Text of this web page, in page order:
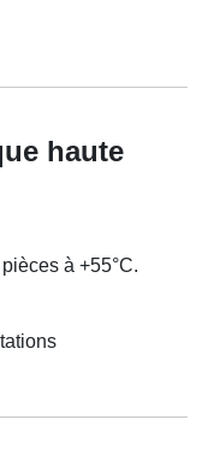
haute
à +55°C.